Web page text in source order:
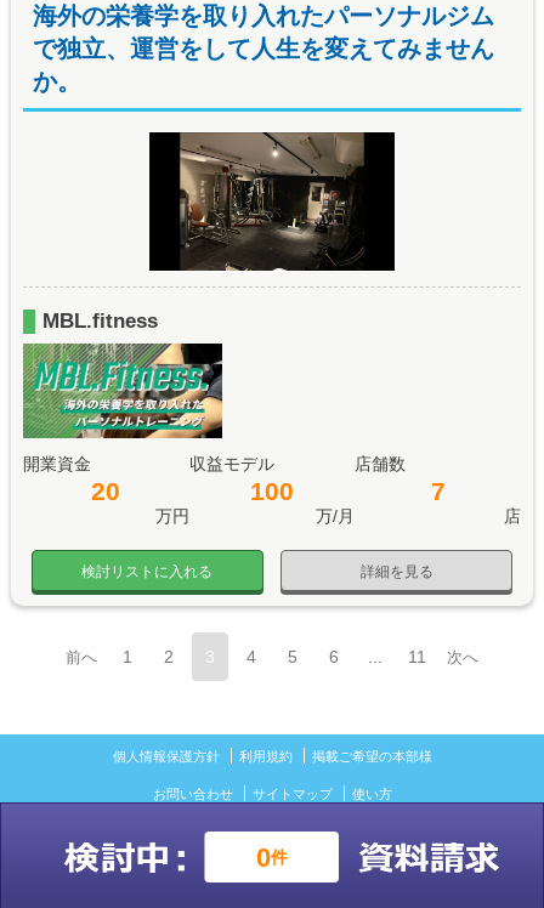
海外の栄養学を取り入れたパーソナルジム
で独立、運営をして人生を変えてみません
か。
MBL.fitness
開業資金
20
万円
収益モデル
100
万/月
店舗数
7
店
詳細を見る
検討リストに入れる
前へ 1 2 3 4 5 6 11 次へ
0件
個人情報保護方針 利用規約 掲載ご希望の本部様
お問い合わせ サイトマップ 使い方
©2017 ISH Group Inc.